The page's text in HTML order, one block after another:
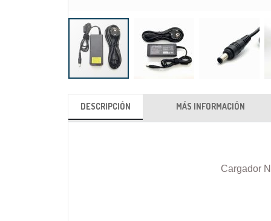
DESCRIPCIÓN
Cargador
MÁS INFORMACIÓN